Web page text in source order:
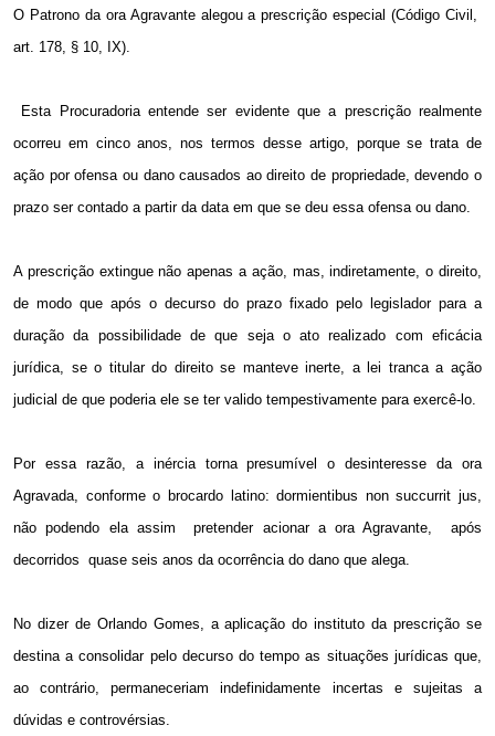
O Patrono da ora Agravante alegou a prescrição especial (Código Civil,
art. 178, § 10, IX).
Esta Procuradoria entende ser evidente que a prescrição realmente
ocorreu em cinco anos, nos termos desse artigo, porque se trata de
ação por ofensa ou dano causados ao direito de propriedade, devendo o
prazo ser contado a partir da data em que se deu essa ofensa ou dano.
A prescrição extingue não apenas a ação, mas, indiretamente, o direito,
de modo que após o decurso do prazo fixado pelo legislador para a
duração da possibilidade de que seja o ato realizado com eficácia
jurídica, se o titular do direito se manteve inerte, a lei tranca a ação
judicial de que poderia ele se ter valido tempestivamente para exercê-lo.
Por essa razão, a inércia torna presumível o desinteresse da ora
Agravada, conforme o brocardo latino: dormientibus non succurrit jus,
não podendo ela assim
pretender acionar a ora Agravante,
após
decorridos quase seis anos da ocorrência do dano que alega.
No dizer de Orlando Gomes, a aplicação do instituto da prescrição se
destina a consolidar pelo decurso do tempo as situações jurídicas que,
ao contrário, permaneceriam indefinidamente incertas e sujeitas a
dúvidas e controvérsias.